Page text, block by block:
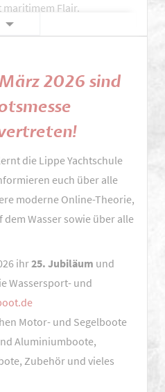
Flair.
2026 sind
die Lippe Yachtschule
euch über alle
moderne Online-Theorie,
Wasser sowie über alle
ihr25. Jubiläum und
Wassersport- und
Motor- und Segelboote
Aluminiumboote,
Zubehör und vieles